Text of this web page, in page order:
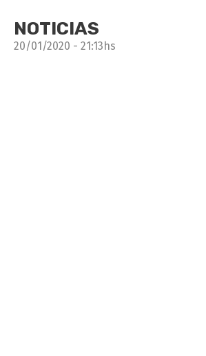
NOTICIAS
20/01/2020 - 21:13hs